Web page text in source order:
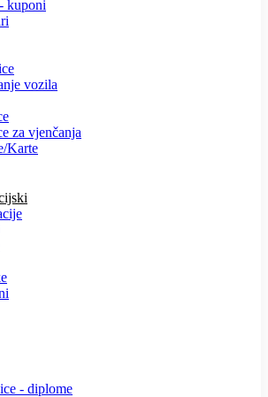
kuponi
vozila
za vjenčanja
Karte
- diplome